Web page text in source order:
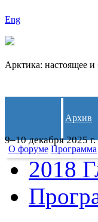
Eng
Арктика: настоящее и
9–10 декабря 2025
Архив
О форуме Программа
2018